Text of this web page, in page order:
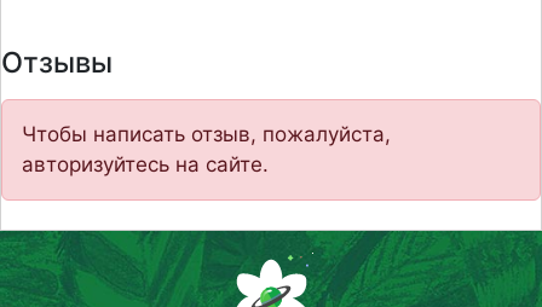
Отзывы
Чтобы написать отзыв, пожалуйста,
авторизуйтесь на сайте.